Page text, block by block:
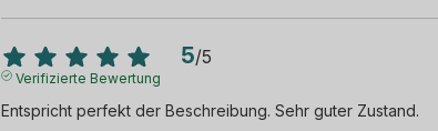
5/5
Verifizierte Bewertung
Entspricht perfekt der Beschreibung. Sehr guter Zustand.